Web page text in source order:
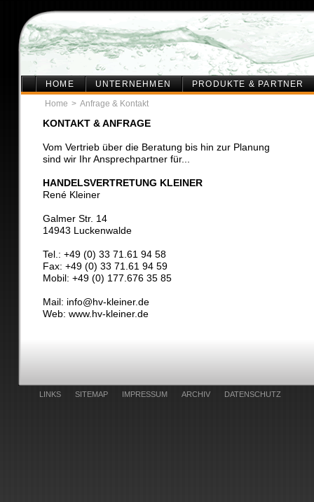
HOME UNTERNEHMEN
PRODUKTE & PARTNER
Home > Anfrage & Kontakt
KONTAKT & ANFRAGE
Vom Vertrieb über die Beratung bis hin zur Planung
sind wir Ihr Ansprechpartner für...
HANDELSVERTRETUNG KLEINER
René Kleiner
Galmer Str. 14
14943 Luckenwalde
Tel.: +49 (0) 33 71.61 94 58
Fax: +49 (0) 33 71.61 94 59
Mobil: +49 (0) 177.676 35 85
Mail: info@hv-kleiner.de
Web: www.hv-kleiner.de
LINKS SITEMAP IMPRESSUM ARCHIV DATENSCHUTZ